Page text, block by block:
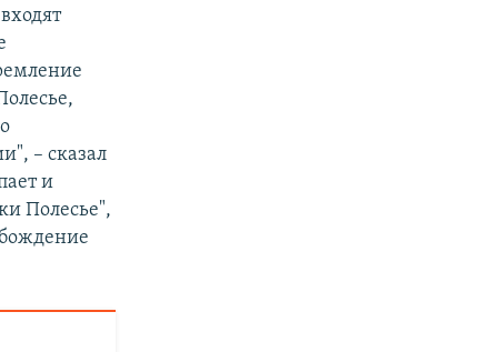
– сказал
и
Полесье",